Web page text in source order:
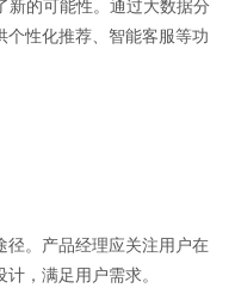
新的可能性。通过大数据分
个性化推荐、智能客服等功
径。产品经理应关注用户在
，满足用户需求。